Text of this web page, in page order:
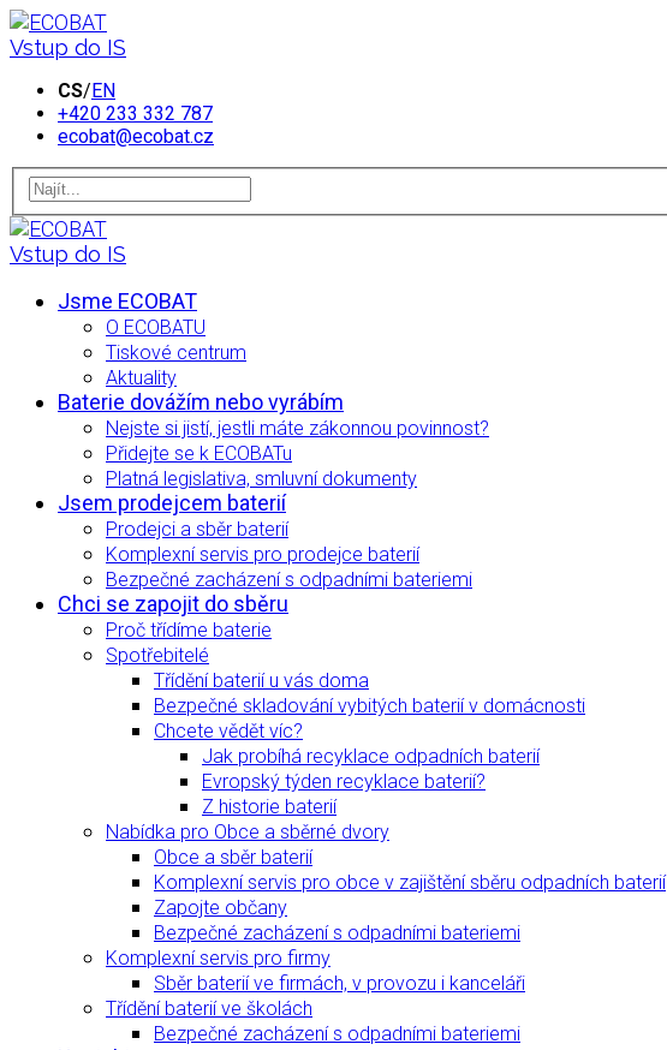
Vstup do IS
CS/EN
+420 233 332 787
ecobat@ecobat.cz
Vstup do IS
Jsme ECOBAT
O ECOBATU
Tiskové centrum
Aktuality
Baterie dovážím nebo vyrábím
Nejste si jistí, jestli máte zákonnou povinnost?
Přidejte se k ECOBATu
Platná legislativa, smluvní dokumenty
Jsem prodejcem baterií
Prodejci a sběr baterií
Komplexní servis pro prodejce baterií
Bezpečné zacházení s odpadními bateriemi
Chci se zapojit do sběru
Proč třídíme baterie
Spotřebitelé
Třídění baterií u vás doma
Bezpečné skladování vybitých baterií v domácnosti
Chcete vědět víc?
Jak probíhá recyklace odpadních baterií
Evropský týden recyklace baterií?
Z historie baterií
Nabídka pro Obce a sběrné dvory
Obce a sběr baterií
Komplexní servis pro obce v zajištění sběru odpadních baterií
Zapojte občany
Bezpečné zacházení s odpadními bateriemi
Komplexní servis pro firmy
Sběr baterií ve firmách, v provozu i kanceláři
Třídění baterií ve školách
Bezpečné zacházení s odpadními bateriemi